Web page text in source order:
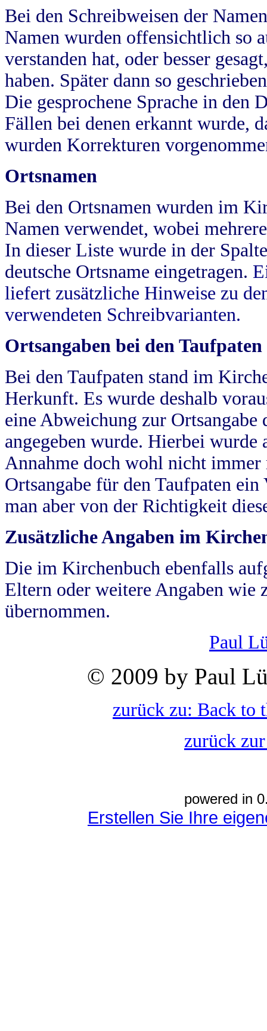
Bei den Schreibweisen der
Namen wurden offensichtlich so
verstanden hat, oder besser
haben. Später dann so
Die gesprochene Sprache in
Fällen bei denen erkannt wurde,
wurden Korrekturen
Ortsnamen
Bei den Ortsnamen wurden im
Namen verwendet, wobei
In dieser Liste wurde in der
deutsche Ortsname eingetragen.
liefert zusätzliche Hinweise zu
verwendeten Schreibvarianten.
Ortsangaben bei den Taufpaten
Bei den Taufpaten stand im
Herkunft. Es wurde deshalb
eine Abweichung zur
angegeben wurde. Hierbei wurde
Annahme doch wohl nicht
Ortsangabe für den Taufpaten
man aber von der Richtigkeit
Zusätzliche Angaben im
Die im Kirchenbuch ebenfalls
Eltern oder weitere Angaben wie
übernommen.
Paul
© 2009 by Paul
zurück zu: Back to
zurück
powered in
Erstellen Sie Ihre